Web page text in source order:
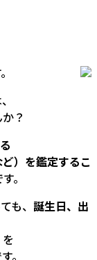
？
）を鑑定するこ
。
も、 誕生日、出
を
。